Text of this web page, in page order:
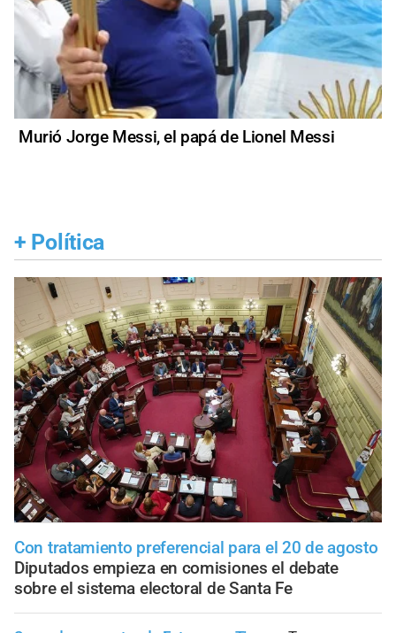
Murió Jorge Messi, el papá de Lionel Messi
+ Política
Con tratamiento preferencial para el 20 de agosto
Diputados empieza en comisiones el debate
sobre el sistema electoral de Santa Fe